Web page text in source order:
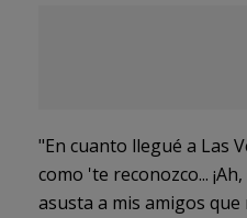
"En cuanto llegué a Las
como 'te reconozco...
asusta a mis amigos